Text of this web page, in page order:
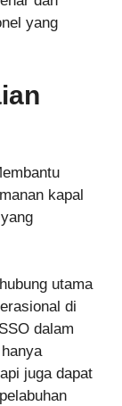
yang
kapal
utama
di
dalam
juga dapat